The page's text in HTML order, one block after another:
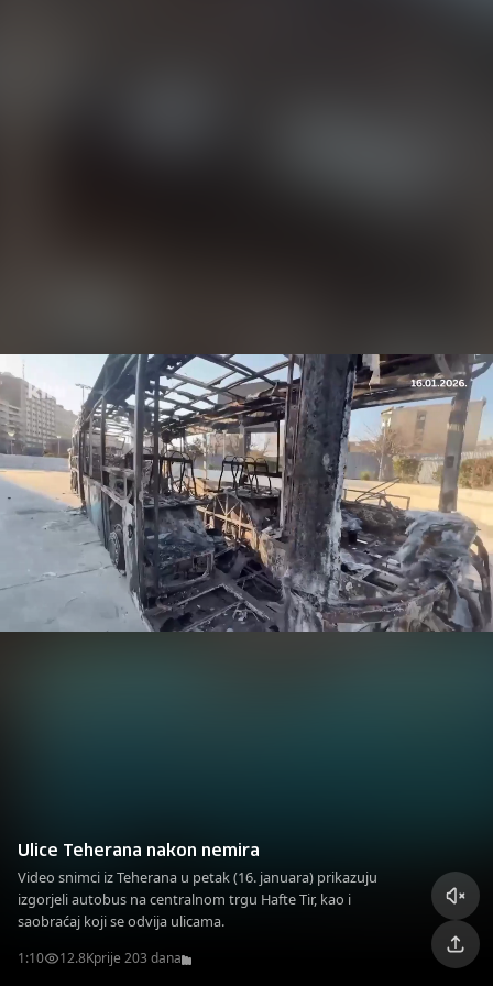
Ulice Teherana nakon nemira
Video snimci iz Teherana u petak (16. januara) prikazuju
izgorjeli autobus na centralnom trgu Hafte Tir, kao i
saobraćaj koji se odvija ulicama.
1:10 12.8Kprije 203 dana